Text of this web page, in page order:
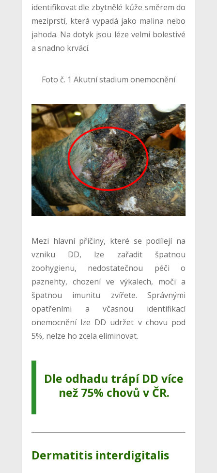
identifikovat dle zbytnělé kůže směrem do
meziprstí, která vypadá jako malina nebo
jahoda. Na dotyk jsou léze velmi bolestivé
a snadno krvácí.
Foto č. 1 Akutní stadium onemocnění
Mezi hlavní příčiny, které se podílejí na
vzniku DD, lze zařadit špatnou
zoohygienu, nedostatečnou péči o
paznehty, chození ve výkalech, moči a
špatnou imunitu zvířete. Správnými
opatřeními a včasnou identifikací
onemocnění lze DD udržet v chovu pod
5%, nelze ho zcela eliminovat.
Dle odhadu trápí DD více
než 75% chovů v ČR.
Dermatitis interdigitalis